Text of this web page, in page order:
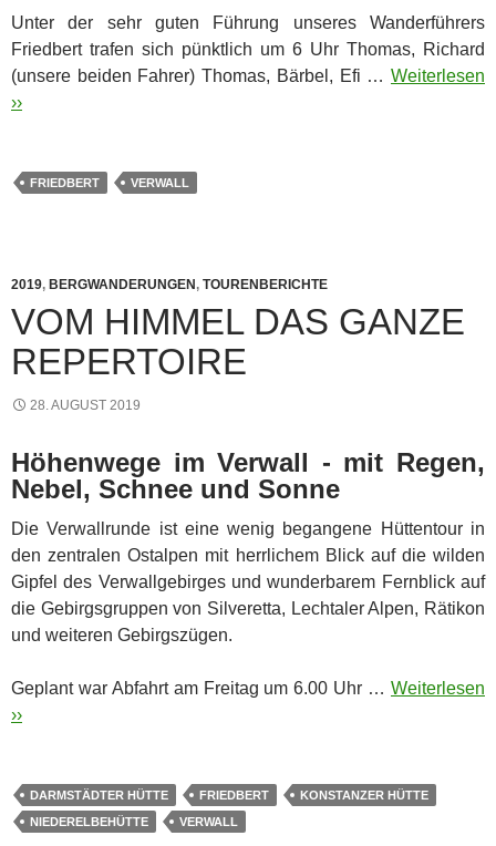
Unter der sehr guten Führung unseres Wanderführers
Friedbert trafen sich pünktlich um 6 Uhr Thomas, Richard
(unsere beiden Fahrer) Thomas, Bärbel, Efi … Weiterlesen
››
FRIEDBERT VERWALL
2019, BERGWANDERUNGEN, TOURENBERICHTE
VOM HIMMEL DAS GANZE
REPERTOIRE
28. AUGUST 2019
Höhenwege im Verwall - mit Regen,
Nebel, Schnee und Sonne
Die Verwallrunde ist eine wenig begangene Hüttentour in
den zentralen Ostalpen mit herrlichem Blick auf die wilden
Gipfel des Verwallgebirges und wunderbarem Fernblick auf
die Gebirgsgruppen von Silveretta, Lechtaler Alpen, Rätikon
und weiteren Gebirgszügen.
Geplant war Abfahrt am Freitag um 6.00 Uhr … Weiterlesen
››
DARMSTÄDTER HÜTTE FRIEDBERT
KONSTANZER HÜTTE
NIEDERELBEHÜTTE
VERWALL